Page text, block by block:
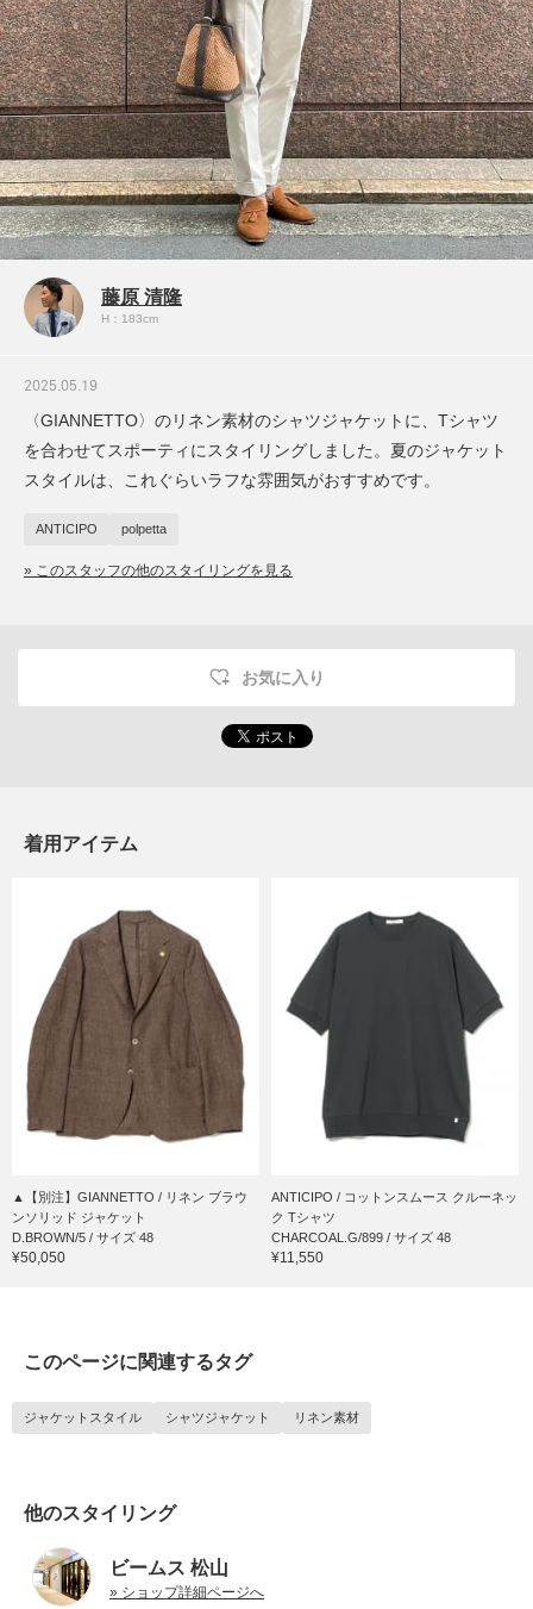
藤原 清隆
H：183cm
2025.05.19
〈GIANNETTO〉のリネン素材のシャツジャケットに、Tシャツ
を合わせてスポーティにスタイリングしました。夏のジャケット
スタイルは、これぐらいラフな雰囲気がおすすめです。
ANTICIPO polpetta
» このスタッフの他のスタイリングを見る
お気に入り
着用アイテム
▲【別注】GIANNETTO / リネン ブラウ
ンソリッド ジャケット
D.BROWN/5 / サイズ 48
¥50,050
ANTICIPO / コットンスムース クルーネッ
ク Tシャツ
CHARCOAL.G/899 / サイズ 48
¥11,550
このページに関連するタグ
ジャケットスタイル シャツジャケット リネン素材
他のスタイリング
ビームス 松山
» ショップ詳細ページへ